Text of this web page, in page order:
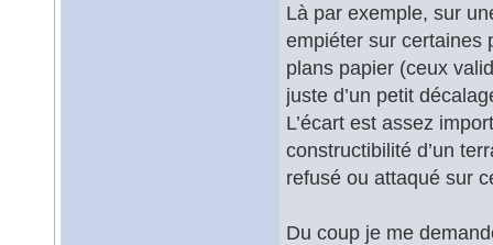
Là par exemple, sur
empiéter sur certaines
plans papier (ceux
juste d’un petit
L’écart est assez
constructibilité d’un
refusé ou attaqué sur
Du coup je me